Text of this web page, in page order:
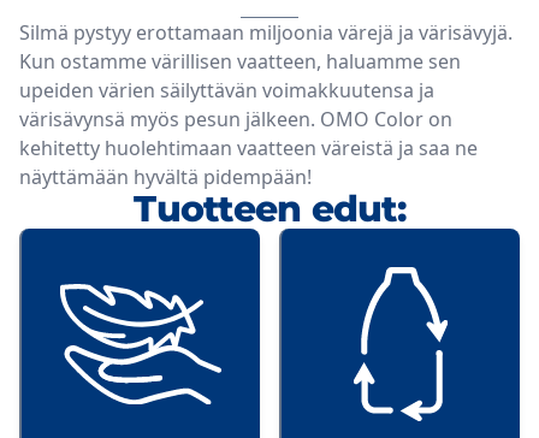
Silmä pystyy erottamaan miljoonia värejä ja värisävyjä.
Kun ostamme värillisen vaatteen, haluamme sen
upeiden värien säilyttävän voimakkuutensa ja
värisävynsä myös pesun jälkeen. OMO Color on
kehitetty huolehtimaan vaatteen väreistä ja saa ne
näyttämään hyvältä pidempään!
Tuotteen edut: